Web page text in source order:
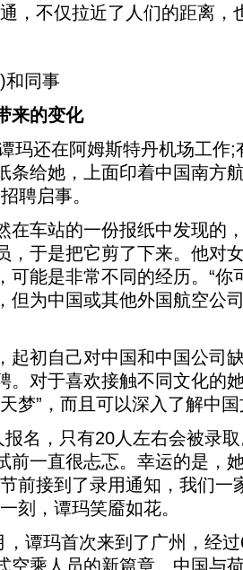
，不仅拉近了人们的距离，
同事
的变化
还在阿姆斯特丹机场工作;
条给她，上面印着中国南方
聘启事。
车站的一份报纸中发现的
，于是把它剪了下来。他对
可能是非常不同的经历。“你
但为中国或其他外国航空公
初自己对中国和中国公司
。对于喜欢接触不同文化的
梦”，而且可以深入了解中
，只有20人左右会被录取
前一直很忐忑。幸运的是，
前接到了录用通知，我们一
刻，谭玛笑靥如花。
玛首次来到了广州，经过
空乘人员的新篇章。中国与